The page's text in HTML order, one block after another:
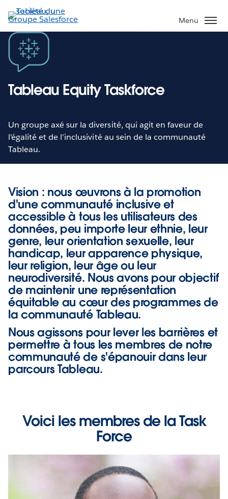
Aller
au
contenu
principal
Menu
Tableau Equity Taskforce
Un groupe axé sur la diversité, qui agit en faveur de
l'égalité et de l'inclusivité au sein de la communauté
Tableau.
Vision : nous œuvrons à la promotion
d'une communauté inclusive et
accessible à tous les utilisateurs des
données, peu importe leur ethnie, leur
genre, leur orientation sexuelle, leur
handicap, leur apparence physique,
leur religion, leur âge ou leur
neurodiversité. Nous avons pour objectif
de maintenir une représentation
équitable au cœur des programmes de
la communauté Tableau.
Nous agissons pour lever les barrières et
permettre à tous les membres de notre
communauté de s'épanouir dans leur
parcours Tableau.
Voici les membres de la Task
Force